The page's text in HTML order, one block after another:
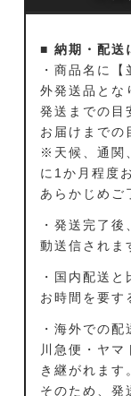
■ 納期・配送
・商品名に
外発送品とな
発送までの目
お届けまでの
※天候、通関
に1か月程度
あらかじめご
・発送完了
動送信されま
・国内配送
お時間を要す
・海外での
川急便・ヤマ
き継がれます
そのため、発